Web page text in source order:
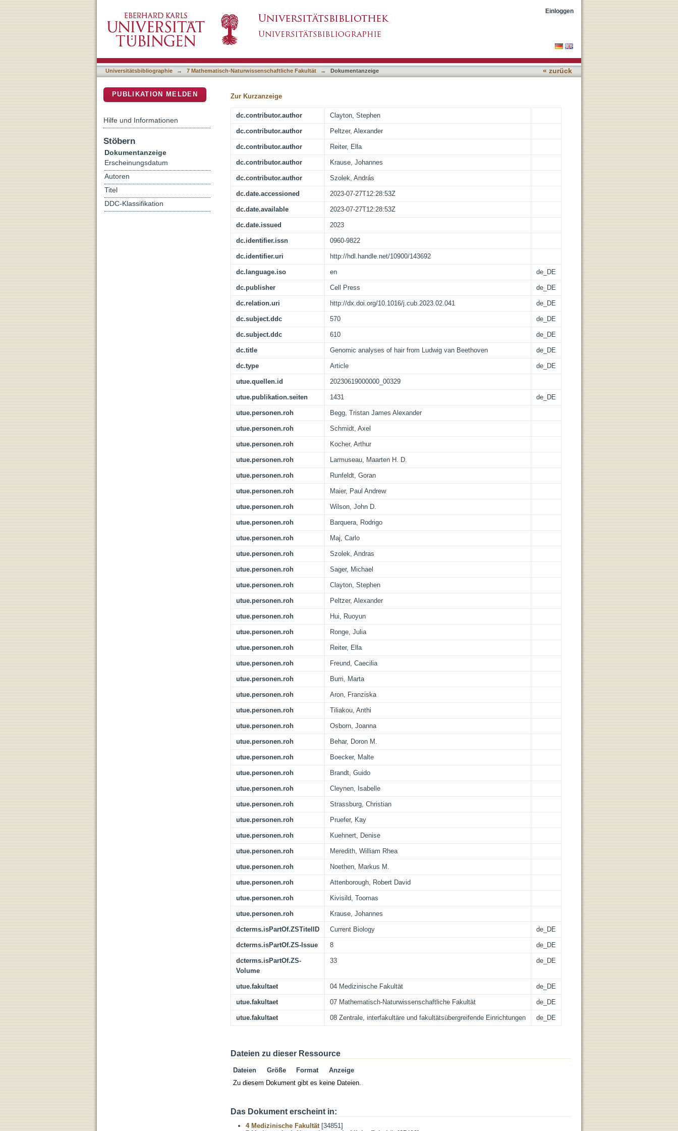
Einloggen
Universitätsbibliographie → 7 Mathematisch-Naturwissenschaftliche Fakultät → Dokumentanzeige « zurück
Zur Kurzanzeige
dc.contributor.author Clayton, Stephen
dc.contributor.author Peltzer, Alexander
dc.contributor.author Reiter, Ella
dc.contributor.author Krause, Johannes
dc.contributor.author Szolek, András
dc.date.accessioned 2023-07-27T12:28:53Z
dc.date.available 2023-07-27T12:28:53Z
dc.date.issued 2023
dc.identifier.issn 0960-9822
dc.identifier.uri http://hdl.handle.net/10900/143692
dc.language.iso en de_DE
dc.publisher Cell Press de_DE
dc.relation.uri http://dx.doi.org/10.1016/j.cub.2023.02.041 de_DE
dc.subject.ddc 570 de_DE
dc.subject.ddc 610 de_DE
dc.title Genomic analyses of hair from Ludwig van Beethoven de_DE
dc.type Article de_DE
utue.quellen.id 20230619000000_00329
utue.publikation.seiten 1431 de_DE
utue.personen.roh Begg, Tristan James Alexander
utue.personen.roh Schmidt, Axel
utue.personen.roh Kocher, Arthur
utue.personen.roh Larmuseau, Maarten H. D.
utue.personen.roh Runfeldt, Goran
utue.personen.roh Maier, Paul Andrew
utue.personen.roh Wilson, John D.
utue.personen.roh Barquera, Rodrigo
utue.personen.roh Maj, Carlo
utue.personen.roh Szolek, Andras
utue.personen.roh Sager, Michael
utue.personen.roh Clayton, Stephen
utue.personen.roh Peltzer, Alexander
utue.personen.roh Hui, Ruoyun
utue.personen.roh Ronge, Julia
utue.personen.roh Reiter, Ella
utue.personen.roh Freund, Caecilia
utue.personen.roh Burri, Marta
utue.personen.roh Aron, Franziska
utue.personen.roh Tiliakou, Anthi
utue.personen.roh Osborn, Joanna
utue.personen.roh Behar, Doron M.
utue.personen.roh Boecker, Malte
utue.personen.roh Brandt, Guido
utue.personen.roh Cleynen, Isabelle
utue.personen.roh Strassburg, Christian
utue.personen.roh Pruefer, Kay
utue.personen.roh Kuehnert, Denise
utue.personen.roh Meredith, William Rhea
utue.personen.roh Noethen, Markus M.
utue.personen.roh Attenborough, Robert David
utue.personen.roh Kivisild, Toomas
utue.personen.roh Krause, Johannes
dcterms.isPartOf.ZSTitelID Current Biology de_DE
dcterms.isPartOf.ZS-Issue 8 de_DE
dcterms.isPartOf.ZS-
Volume
33 de_DE
utue.fakultaet 04 Medizinische Fakultät de_DE
utue.fakultaet 07 Mathematisch-Naturwissenschaftliche Fakultät de_DE
utue.fakultaet 08 Zentrale, interfakultäre und fakultätsübergreifende Einrichtungen de_DE
Dateien zu dieser Ressource
Dateien Größe Format
Anzeige
Zu diesem Dokument gibt es keine Dateien.
Das Dokument erscheint in:
4 Medizinische Fakultät[34851]
PUBLIKATION MELDEN
Hilfe und Informationen
Stöbern
Dokumentanzeige
Erscheinungsdatum
Autoren
Titel
DDC-Klassifikation